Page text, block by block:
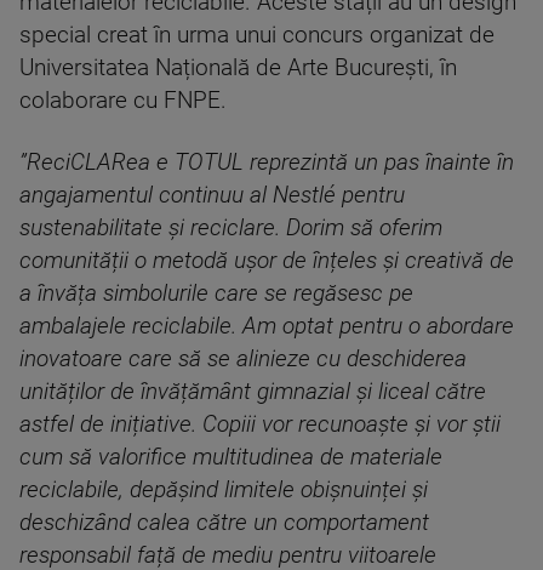
special creat în urma unui concurs organizat de
Universitatea Națională de Arte București, în
colaborare cu FNPE.
”ReciCLARea e TOTUL reprezintă un pas înainte în
angajamentul continuu al Nestlé pentru
sustenabilitate și reciclare. Dorim să oferim
comunității o metodă ușor de înțeles și creativă de
a învăța simbolurile care se regăsesc pe
ambalajele reciclabile. Am optat pentru o abordare
inovatoare care să se alinieze cu deschiderea
unităților de învățământ gimnazial și liceal către
astfel de inițiative. Copiii vor recunoaște și vor știi
cum să valorifice multitudinea de materiale
reciclabile, depășind limitele obișnuinței și
deschizând calea către un comportament
responsabil față de mediu pentru viitoarele